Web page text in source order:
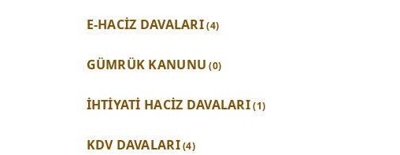
E-HACİZ DAVALARI(4)
GÜMRÜK KANUNU (0)
İHTİYATİ HACİZ DAVALARI(1)
KDV DAVALARI(4)